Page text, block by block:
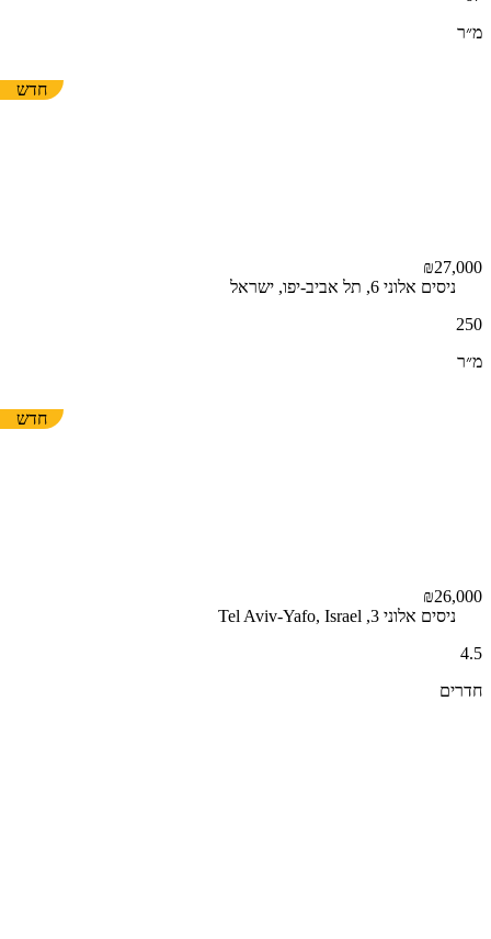
מ״ר
חדש
₪27,000
ניסים אלוני 6, תל אביב-יפו, ישראל
250
מ״ר
חדש
₪26,000
ניסים אלוני 3, Tel Aviv-Yafo, Israel
4.5
חדרים